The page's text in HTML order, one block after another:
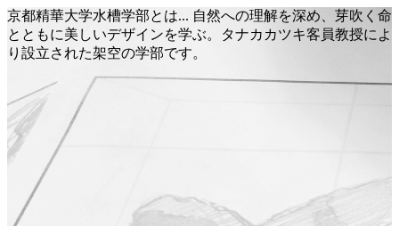
京都精華大学水槽学部とは... 自然への理解を深め、芽吹く命
とともに美しいデザインを学ぶ。タナカカツキ客員教授によ
り設立された架空の学部です。